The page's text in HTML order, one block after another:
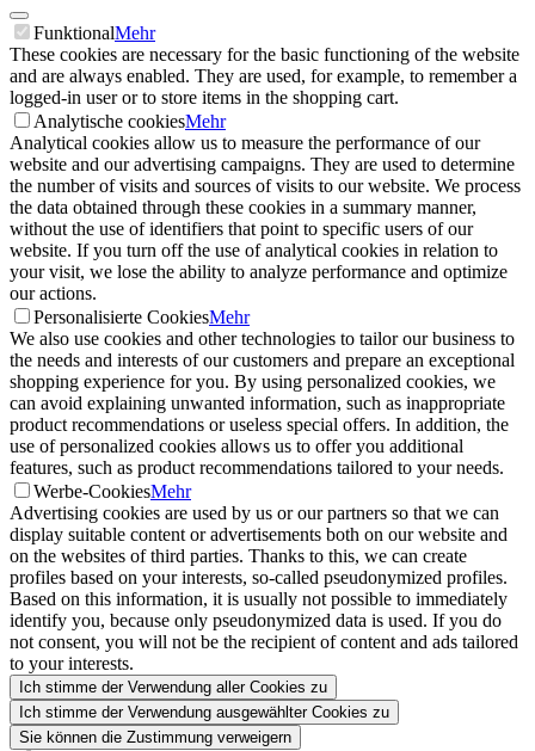
FunktionalMehr
These cookies are necessary for the basic functioning of the website
and are always enabled. They are used, for example, to remember a
logged-in user or to store items in the shopping cart.
Analytische cookiesMehr
Analytical cookies allow us to measure the performance of our
website and our advertising campaigns. They are used to determine
the number of visits and sources of visits to our website. We process
the data obtained through these cookies in a summary manner,
without the use of identifiers that point to specific users of our
website. If you turn off the use of analytical cookies in relation to
your visit, we lose the ability to analyze performance and optimize
our actions.
Personalisierte CookiesMehr
We also use cookies and other technologies to tailor our business to
the needs and interests of our customers and prepare an exceptional
shopping experience for you. By using personalized cookies, we
can avoid explaining unwanted information, such as inappropriate
product recommendations or useless special offers. In addition, the
use of personalized cookies allows us to offer you additional
features, such as product recommendations tailored to your needs.
Werbe-CookiesMehr
Advertising cookies are used by us or our partners so that we can
display suitable content or advertisements both on our website and
on the websites of third parties. Thanks to this, we can create
profiles based on your interests, so-called pseudonymized profiles.
Based on this information, it is usually not possible to immediately
identify you, because only pseudonymized data is used. If you do
not consent, you will not be the recipient of content and ads tailored
to your interests.
Ich stimme der Verwendung aller Cookies zu
Ich stimme der Verwendung ausgewählter Cookies zu
Sie können die Zustimmung verweigern